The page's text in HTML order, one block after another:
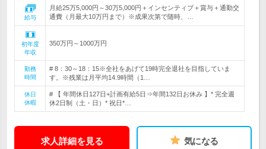
給与
月給25万5,000円～30万5,000円＋インセンティブ＋賞与＋通勤交
通費（月最大10万円まで）※成果次第で随時、…
初年度
年収
350万円～1000万円
勤務
時間
# 8：30～18：15※全社をあげて19時完全退社を目指していま
す。※残業は月平均14.9時間（1…
休日
休暇
# 【 年間休日127日+計画有給5日⇒年間132日お休み 】* 完全週
休2日制（土・日）* 祝日*…
求人詳細を見る 気になる